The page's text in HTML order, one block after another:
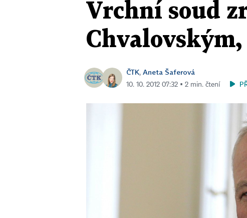
Vrchní soud
ČTK, Aneta Šaferová
10. 10. 2012 07:32 ▪ 2 min. čtení